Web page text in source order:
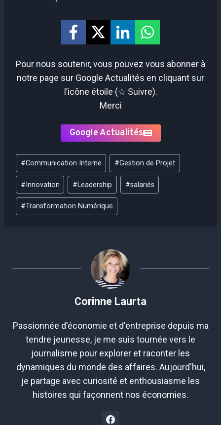
Pour nous soutenir, vous pouvez vous abonner à
notre page sur Google Actualités en cliquant sur
l’icône étoile (☆ Suivre).
Merci
Google Actualités
Étiquettes
de
la
publication :
#Communication Interne #Gestion de Projet
# Innovation #Leadership #salariés
#Transformation Numérique
Corinne Laurta
Passionnée d'économie et d'entreprise depuis ma
tendre jeunesse, je me suis tournée vers le
journalisme pour explorer et raconter les
dynamiques du monde des affaires. Aujourd'hui,
je partage avec curiosité et enthousiasme les
histoires qui façonnent nos économies.